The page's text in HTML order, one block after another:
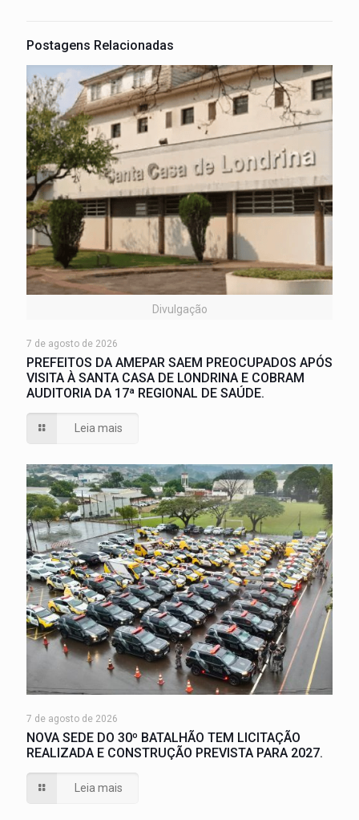
Postagens Relacionadas
Divulgação
7 de agosto de 2026
PREFEITOS DA AMEPAR SAEM PREOCUPADOS APÓS
VISITA À SANTA CASA DE LONDRINA E COBRAM
AUDITORIA DA 17ª REGIONAL DE SAÚDE.
Leia mais
7 de agosto de 2026
NOVA SEDE DO 30º BATALHÃO TEM LICITAÇÃO
REALIZADA E CONSTRUÇÃO PREVISTA PARA 2027.
Leia mais